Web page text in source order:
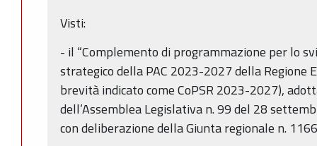
Visti:
- il “Complemento di programmazione per lo
strategico della PAC 2023-2027 della Regione
brevità indicato come CoPSR 2023-2027),
dell’Assemblea Legislativa n. 99 del 28
con deliberazione della Giunta regionale n.